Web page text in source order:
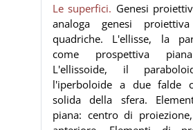
Le superfici. Genesi
analoga genesi
quadriche. L'ellisse, la
come prospettiva
L'ellissoide, il
l'iperboloide a due falde
solida della sfera.
piana: centro di